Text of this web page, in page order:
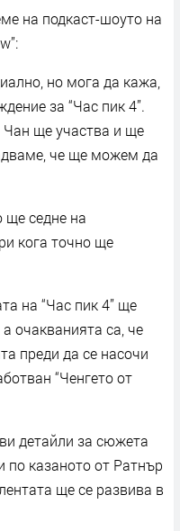
на подкаст-шоуто на
но мога да кажа,
за “Час пик 4”.
ще участва и ще
че ще можем да
ще седне на
кога точно ще
на “Час пик 4” ще
очакванията са, че
преди да се насочи
“Ченгето от
детайли за сюжета
по казаното от Ратнър
ще се развива в